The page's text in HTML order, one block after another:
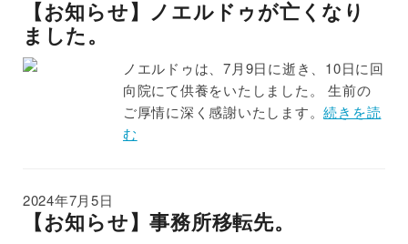
【お知らせ】ノエルドゥが亡くなり
ました。
ノエルドゥは、7月9日に逝き、10日に回
向院にて供養をいたしました。 生前の
ご厚情に深く感謝いたします。続きを読
む
2024年7月5日
【お知らせ】事務所移転先。